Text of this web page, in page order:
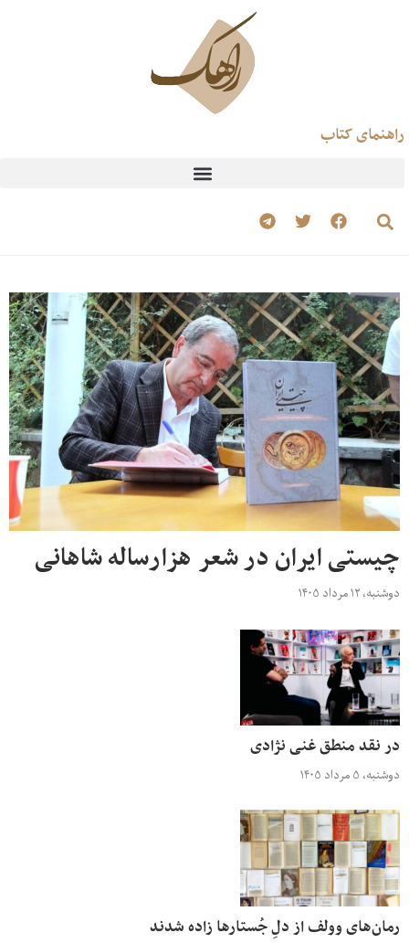
راهنمای کتاب
چیستی ایران در شعر هزارساله شاهانی
دوشنبه، ۱۲ مرداد ۱۴۰۵
در نقد منطق غنی نژادی
دوشنبه، ۵ مرداد ۱۴۰۵
رمان‌های وولف از دلِ جُستارها زاده شدند